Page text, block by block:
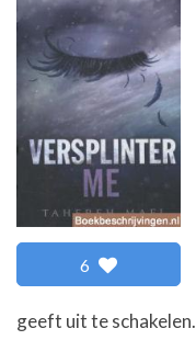
6
geeft uit te schakelen.